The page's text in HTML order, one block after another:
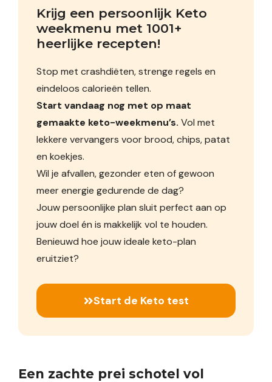
Krijg een persoonlijk Keto
weekmenu met 1001+
heerlijke recepten!
Stop met crashdiëten, strenge regels en
eindeloos calorieën tellen.
Start vandaag nog met op maat
gemaakte keto-weekmenu’s. Vol met
lekkere vervangers voor brood, chips, patat
en koekjes.
Wil je afvallen, gezonder eten of gewoon
meer energie gedurende de dag?
Jouw persoonlijke plan sluit perfect aan op
jouw doel én is makkelijk vol te houden.
Benieuwd hoe jouw ideale keto-plan
eruitziet?
Start de Keto test
Een zachte prei schotel vol